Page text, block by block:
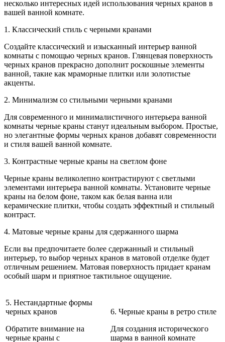
несколько интересных идей использования черных кранов в
вашей ванной комнате.
1. Классический стиль с черными кранами
Создайте классический и изысканный интерьер ванной
комнаты с помощью черных кранов. Глянцевая поверхность
черных кранов прекрасно дополнит роскошные элементы
ванной, такие как мраморные плитки или золотистые
акценты.
2. Минимализм со стильными черными кранами
Для современного и минималистичного интерьера ванной
комнаты черные краны станут идеальным выбором. Простые,
но элегантные формы черных кранов добавят современности
и стиля вашей ванной комнате.
3. Контрастные черные краны на светлом фоне
Черные краны великолепно контрастируют с светлыми
элементами интерьера ванной комнаты. Установите черные
краны на белом фоне, таком как белая ванна или
керамические плитки, чтобы создать эффектный и стильный
контраст.
4. Матовые черные краны для сдержанного шарма
Если вы предпочитаете более сдержанный и стильный
интерьер, то выбор черных кранов в матовой отделке будет
отличным решением. Матовая поверхность придает кранам
особый шарм и приятное тактильное ощущение.
5. Нестандартные формы
черных кранов
Обратите внимание на
черные краны с
6. Черные краны в ретро стиле
Для создания исторического
шарма в ванной комнате